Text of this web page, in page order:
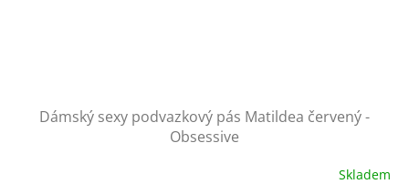
Dámský sexy podvazkový pás Matildea červený -
Obsessive
Skladem